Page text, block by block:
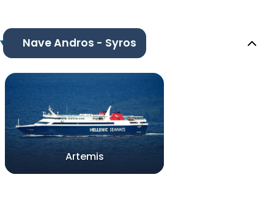
Nave Andros - Syros
Artemis